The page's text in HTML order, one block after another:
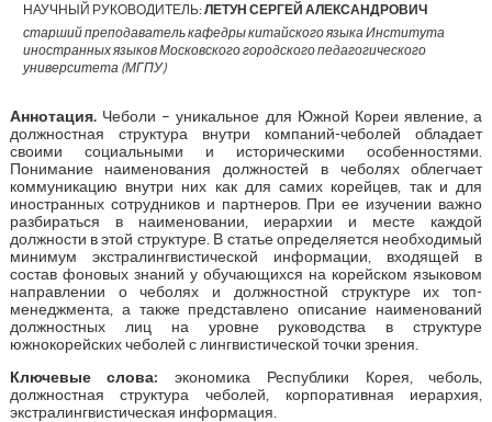
НАУЧНЫЙ РУКОВОДИТЕЛЬ:ЛЕТУН СЕРГЕЙ АЛЕКСАНДРОВИЧ
старший преподаватель кафедры китайского языка Института
иностранных языков Московского городского педагогического
университета (МГПУ)
Аннотация.Чеболи – уникальное для Южной Кореи явление, а
должностная структура внутри компаний-чеболей обладает
своими социальными и историческими особенностями.
Понимание наименования должностей в чеболях облегчает
коммуникацию внутри них как для самих корейцев, так и для
иностранных сотрудников и партнеров. При ее изучении важно
разбираться в наименовании, иерархии и месте каждой
должности в этой структуре. В статье определяется необходимый
минимум экстралингвистической информации, входящей в
состав фоновых знаний у обучающихся на корейском языковом
направлении о чеболях и должностной структуре их топ-
менеджмента, а также представлено описание наименований
должностных лиц на уровне руководства в структуре
южнокорейских чеболей с лингвистической точки зрения.
Ключевые слова: экономика Республики Корея, чеболь,
должностная структура чеболей, корпоративная иерархия,
экстралингвистическая информация.